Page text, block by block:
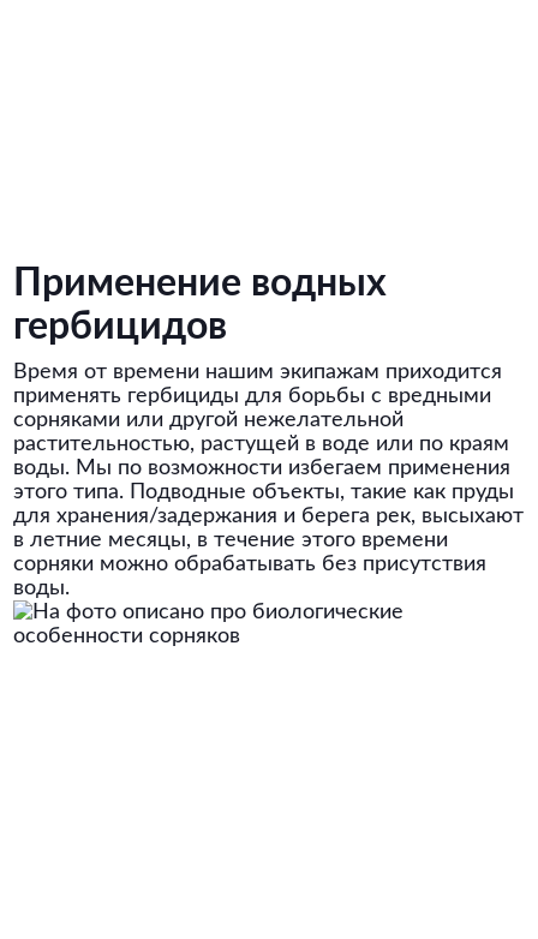
Применение водных
гербицидов
Время от времени нашим экипажам приходится
применять гербициды для борьбы с вредными
сорняками или другой нежелательной
растительностью, растущей в воде или по краям
воды. Мы по возможности избегаем применения
этого типа. Подводные объекты, такие как пруды
для хранения/задержания и берега рек, высыхают
в летние месяцы, в течение этого времени
сорняки можно обрабатывать без присутствия
воды.